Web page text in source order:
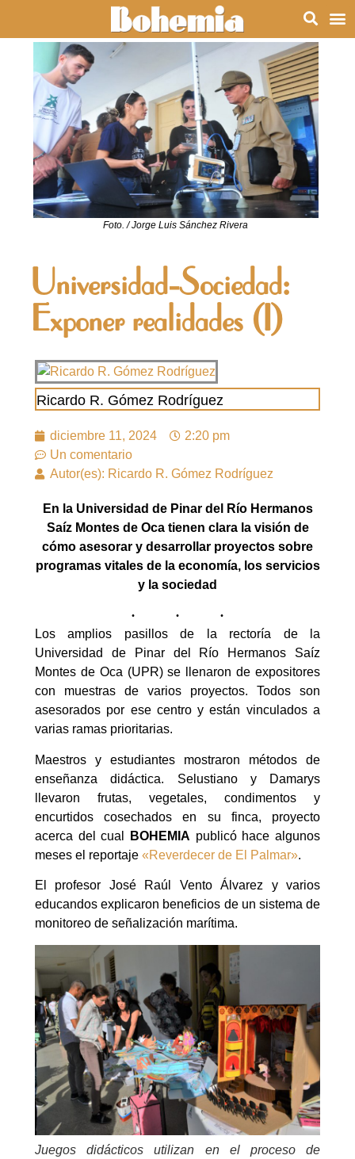
Foto. / Jorge Luis Sánchez Rivera
Universidad-Sociedad:
Exponer realidades (I)
Ricardo R. Gómez Rodríguez
diciembre 11, 2024
2:20 pm
Un comentario
Autor(es): Ricardo R. Gómez Rodríguez
En la Universidad de Pinar del Río Hermanos
Saíz Montes de Oca tienen clara la visión de
cómo asesorar y desarrollar proyectos sobre
programas vitales de la economía, los servicios
y la sociedad
Los amplios pasillos de la rectoría de la
Universidad de Pinar del Río Hermanos Saíz
Montes de Oca (UPR) se llenaron de expositores
con muestras de varios proyectos. Todos son
asesorados por ese centro y están vinculados a
varias ramas prioritarias.
Maestros y estudiantes mostraron métodos de
enseñanza didáctica. Selustiano y Damarys
llevaron frutas, vegetales, condimentos y
encurtidos cosechados en su finca, proyecto
acerca del cual
BOHEMIA publicó hace algunos
meses el reportaje «Reverdecer de El Palmar».
El profesor José Raúl Vento Álvarez y varios
educandos explicaron beneficios de un sistema de
monitoreo de señalización marítima.
Juegos didácticos utilizan en el proceso de